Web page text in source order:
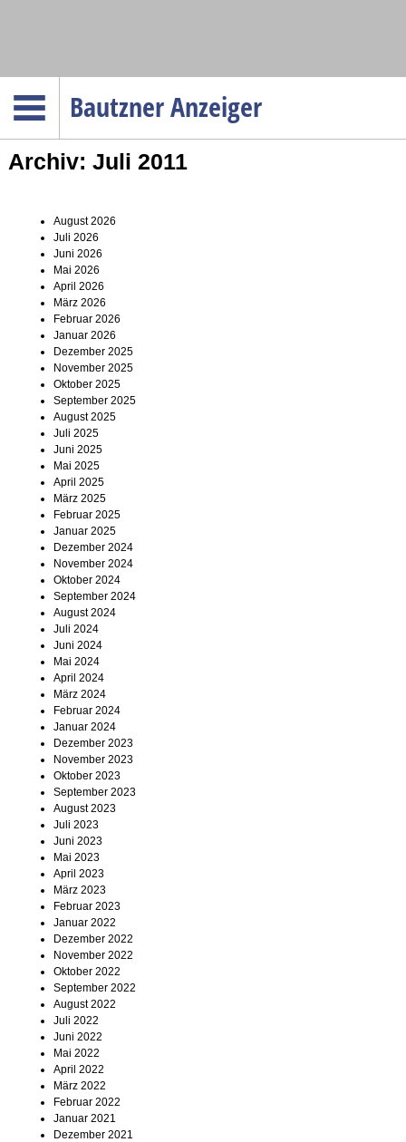
Bautzner Anzeiger
Menüpunkte
Startseite
Gesellschaft
Wirtschaft
Service
Verkehr
Gesundheit
Kultur
Sport
Termine
Kostenlos
Archiv: Juli 2011
August 2026
Juli 2026
Juni 2026
Mai 2026
April 2026
März 2026
Februar 2026
Januar 2026
Dezember 2025
November 2025
Oktober 2025
September 2025
August 2025
Juli 2025
Juni 2025
Mai 2025
April 2025
März 2025
Februar 2025
Januar 2025
Dezember 2024
November 2024
Oktober 2024
September 2024
August 2024
Juli 2024
Juni 2024
Mai 2024
April 2024
März 2024
Februar 2024
Januar 2024
Dezember 2023
November 2023
Oktober 2023
September 2023
August 2023
Juli 2023
Juni 2023
Mai 2023
April 2023
März 2023
Februar 2023
Januar 2022
Dezember 2022
November 2022
Oktober 2022
September 2022
August 2022
Juli 2022
Juni 2022
Mai 2022
April 2022
März 2022
Februar 2022
Januar 2021
Dezember 2021